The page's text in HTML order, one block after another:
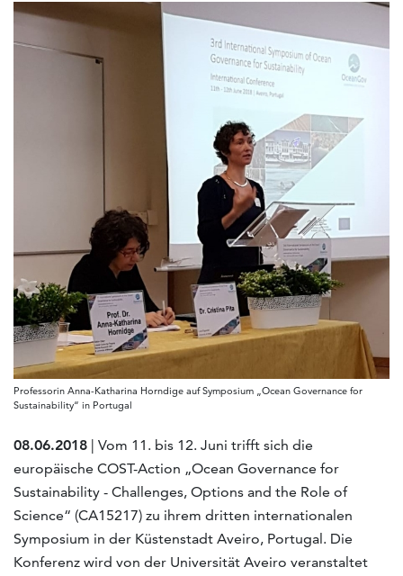
Professorin Anna-Katharina Horndige auf Symposium „Ocean Governance for
Sustainability“ in Portugal
08.06.2018 | Vom 11. bis 12. Juni trifft sich die
europäische COST-Action „Ocean Governance for
Sustainability - Challenges, Options and the Role of
Science“ (CA15217) zu ihrem dritten internationalen
Symposium in der Küstenstadt Aveiro, Portugal. Die
Konferenz wird von der Universität Aveiro veranstaltet